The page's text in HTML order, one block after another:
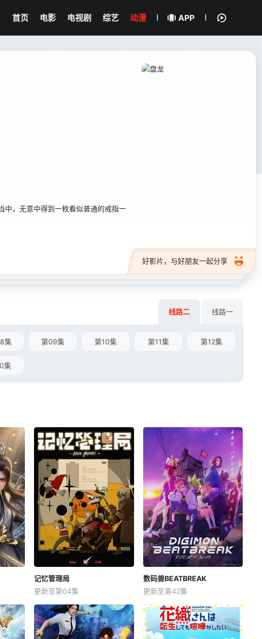
首页 电影 电视剧 综艺 动漫 APP
中，无意中得到一枚看似普通的戒指一
好影片，与好朋友一起分享
线路二 线路一
集 第09集 第10集 第11集 第12集
集
记忆管理局
更新至第04集
数码兽BEATBREAK
更新至第42集